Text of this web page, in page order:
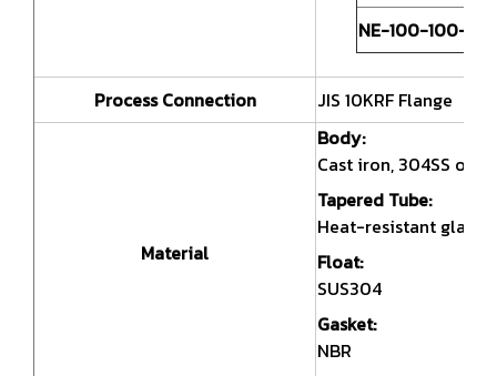
NE-100-100-□
Process Connection JIS 10KRF Flange
Material
Body:
Cast iron, 304SS or
Tapered Tube:
Heat-resistant glass
Float:
SUS304
Gasket:
NBR